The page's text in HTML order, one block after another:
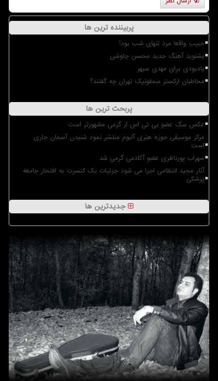
پربیننده ترین ها
حبیب واقعا مرد تنهای شب بود!
بشنوید آهنگ جدید محسن چاوشی
یادبودی برای مهدی سپهر
مخاطبان ارکستر سمفونیک تهران چه گفتند؟
پربحث ترین ها
عکس سگ عضو بی تی اس از گرمی مشهورتر است
مرکز موسیقی حوزه هنری آلبوم منتشر نمود شنیدن آسمان جاری
است
سهراب پورناظری عضو آکادمی گرمی شد
آثار مجید انتظامی اجرا می شود جزئیات یک کنسرت به افتخار جامعه
پزشکی
جدیدترین ها